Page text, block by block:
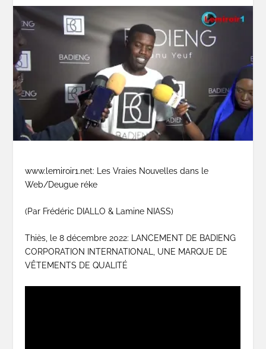
www.lemiroir1.net: Les Vraies Nouvelles dans le
Web/Deugue réke
(Par Frédéric DIALLO & Lamine NIASS)
Thiès, le 8 décembre 2022: LANCEMENT DE BADIENG
CORPORATION INTERNATIONAL, UNE MARQUE DE
VÊTEMENTS DE QUALITÉ